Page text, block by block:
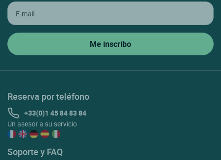
Reserva por teléfono
+33(0)1 45 84 83 84
Un asesor a su servicio
Soporte y FAQ